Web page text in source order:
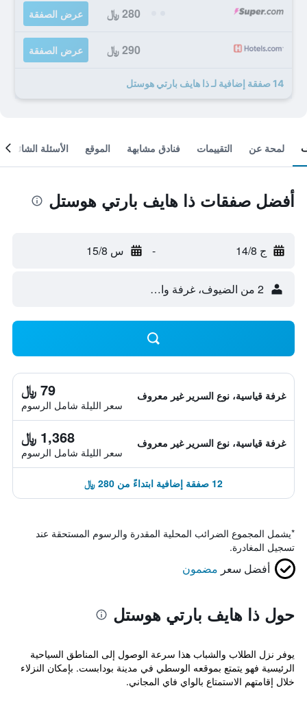
280 ﷼ عرض الصفقة
290 ﷼ عرض الصفقة
14 صفقة إضافية لـ ذا هايف بارتي هوستل
لمحة عن التقييمات فنادق مشابهة الموقع الأسئلة الشائعة
أفضل صفقات ذا هايف بارتي هوستل
ج 14/8 - س 15/8
2 من الضيوف، غرفة واحدة
غرفة قياسية، نوع السرير غير معروف 79 ﷼
سعر الليلة شامل الرسوم
غرفة قياسية، نوع السرير غير معروف 1,368 ﷼
سعر الليلة شامل الرسوم
12 صفقة إضافية ابتداءً من 280 ﷼
*يشمل المجموع الضرائب المحلية المقدرة والرسوم المستحقة عند
تسجيل المغادرة.
أفضل سعر مضمون
حول ذا هايف بارتي هوستل
يوفر نزل الطلاب والشباب هذا سرعة الوصول إلى المناطق السياحية
الرئيسية فهو يتمتع بموقعه الوسطي في مدينة بودابست. بإمكان النزلاء
خلال إقامتهم الاستمتاع بالواي فاي المجاني.